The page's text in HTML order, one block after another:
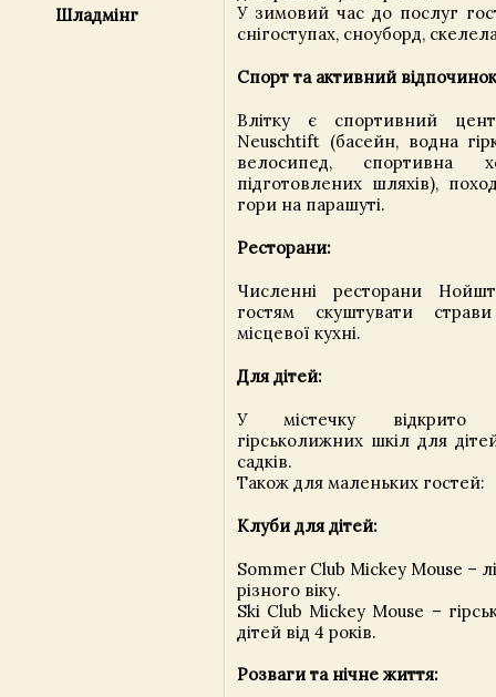
Шладмінг
У зимовий час до послуг
снігоступах, сноуборд,
Спорт та активний
Влітку є спортивний
Neuschtift (басейн, водна
велосипед, спортивна
підготовлених шляхів),
гори на парашуті.
Ресторани:
Численні ресторани
гостям скуштувати
місцевої кухні.
Для дітей:
У містечку відкрито
гірськолижних шкіл для
садків.
Також для маленьких гостей:
Клуби для дітей:
Sommer Club Mickey Mouse –
різного віку.
Ski Club Mickey Mouse –
дітей від 4 років.
Розваги та нічне життя: